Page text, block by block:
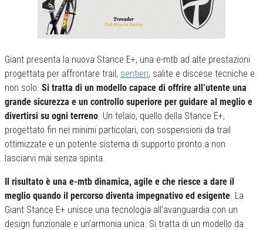
Giant presenta la nuova Stance E+, una e-mtb ad alte prestazioni
progettata per affrontare trail, sentieri, salite e discese tecniche e
non solo. Si tratta di un modello capace di offrire all’utente una
grande sicurezza e un controllo superiore per guidare al meglio e
divertirsi su ogni terreno. Un telaio, quello della Stance E+,
progettato fin nei minimi particolari, con sospensioni da trail
ottimizzate e un potente sistema di supporto pronto a non
lasciarvi mai senza spinta.
Il risultato è una e-mtb dinamica, agile e che riesce a dare il
meglio quando il percorso diventa impegnativo ed esigente. La
Giant Stance E+ unisce una tecnologia all’avanguardia con un
design funzionale e un’armonia unica. Si tratta di un modello da